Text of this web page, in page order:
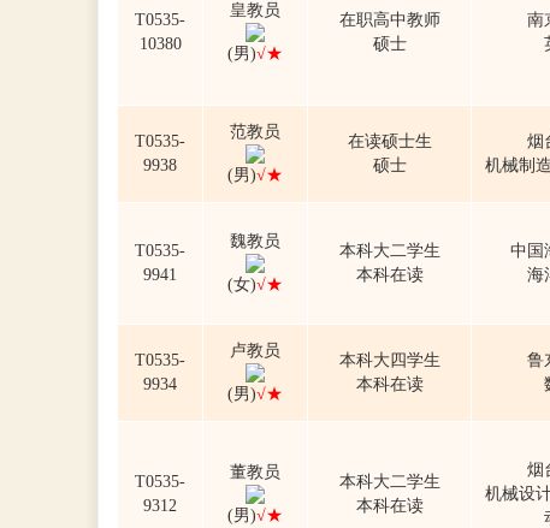
T0535-
10380
皇教员
(男)√★
在职高中教师
硕士
南
T0535-
9938
范教员
(男)√★
在读硕士生
硕士
烟
机械制
T0535-
9941
魏教员
(女)√★
本科大二学生
本科在读
中国
海
T0535-
9934
卢教员
(男)√★
本科大四学生
本科在读
鲁
T0535-
9312
董教员
(男)√★
本科大二学生
本科在读
烟
机械设